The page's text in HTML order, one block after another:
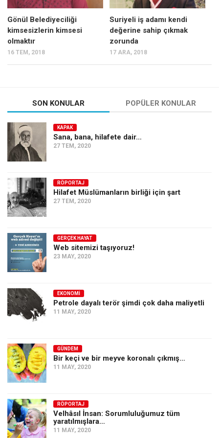
Amerika
Avustralya
Tarih
Düşünce
Gönül Belediyeciliği
kimsesizlerin kimsesi
olmaktır
16 TEM, 2018
Suriyeli iş adamı kendi
değerine sahip çıkmak
zorunda
17 ARA, 2018
SON KONULAR POPÜLER KONULAR
KAPAK
Sana, bana, hilafete dair…
27 TEM, 2020
RÖPORTAJ
Hilafet Müslümanların birliği için şart
27 TEM, 2020
GERÇEK HAYAT
Web sitemizi taşıyoruz!
23 MAY, 2020
EKONOMI
Petrole dayalı terör şimdi çok daha maliyetli
11 MAY, 2020
GÜNDEM
Bir keçi ve bir meyve koronalı çıkmış…
11 MAY, 2020
RÖPORTAJ
Velhâsıl İnsan: Sorumluluğumuz tüm
yaratılmışlara…
11 MAY, 2020